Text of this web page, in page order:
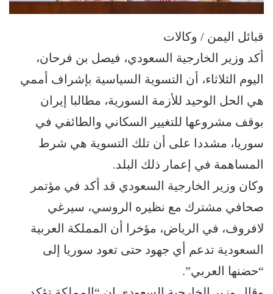
قبائل اليمن / وكالات
أكد وزير الخارجية السعودي، فيصل بن فرحان،
اليوم الثلاثاء، أن التسوية السياسية بإشراف أممي
هي الحل الوحيد للأزمة السورية، مطالبا إيران
بوقف مشروعها للتغيير السكاني والطائفي في
سوريا، مشددا على أن تلك التسوية هي شرط
المساهمة في إعمار ذلك البلد.
وكان وزير الخارجية السعودي قد أكد في مؤتمر
صحافي مشترك مع نظيره الروسي، سيرغي
لافروف، في الرياض، مؤخرا أن المملكة العربية
السعودية تدعم أي جهود حتى تعود سوريا إلى
“حضنها العربي”.